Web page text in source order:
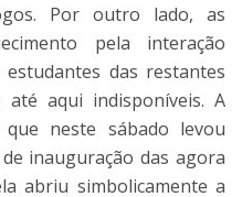
Por outro lado, as
pela interação
das restantes
até aqui indisponíveis. A
neste sábado levou
inauguração das agora
abriu simbolicamente a